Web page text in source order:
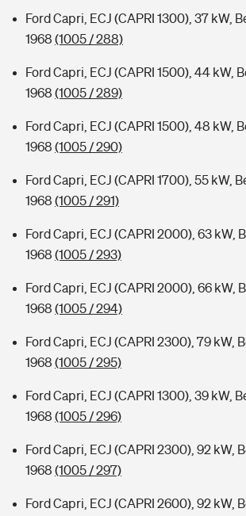
Ford Capri, ECJ (CAPRI 1300), 37 kW,
1968 (1005 / 288)
Ford Capri, ECJ (CAPRI 1500), 44 kW,
1968 (1005 / 289)
Ford Capri, ECJ (CAPRI 1500), 48 kW,
1968 (1005 / 290)
Ford Capri, ECJ (CAPRI 1700), 55 kW,
1968 (1005 / 291)
Ford Capri, ECJ (CAPRI 2000), 63 kW,
1968 (1005 / 293)
Ford Capri, ECJ (CAPRI 2000), 66 kW,
1968 (1005 / 294)
Ford Capri, ECJ (CAPRI 2300), 79 kW,
1968 (1005 / 295)
Ford Capri, ECJ (CAPRI 1300), 39 kW,
1968 (1005 / 296)
Ford Capri, ECJ (CAPRI 2300), 92 kW,
1968 (1005 / 297)
Ford Capri, ECJ (CAPRI 2600), 92 kW,